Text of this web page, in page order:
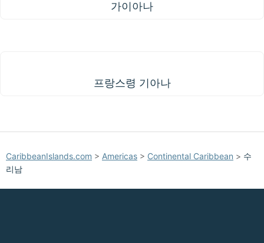
가이아나
프랑스령 기아나
CaribbeanIslands.com > Americas > Continental Caribbean > 수
리남